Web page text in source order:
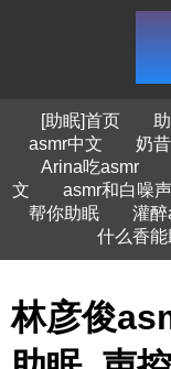
[助眠]首页
asmr中文
奶
Arina吃asmr
文
asmr和白噪声
帮你助眠
灌醉
什么香能
林彦俊